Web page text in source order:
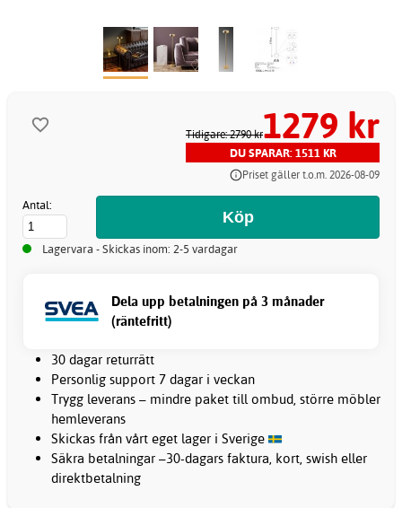
Tidigare: 2790 kr1279 kr
DU SPARAR: 1511 KR
Priset gäller t.o.m. 2026-08-09
Antal:
Lagervara - Skickas inom: 2-5 vardagar
Dela upp betalningen på 3 månader
(räntefritt)
30 dagar returrätt
Personlig support 7 dagar i veckan
Trygg leverans – mindre paket till ombud, större möbler
hemleverans
Skickas från vårt eget lager i Sverige
Säkra betalningar –30-dagars faktura, kort, swish eller
direktbetalning